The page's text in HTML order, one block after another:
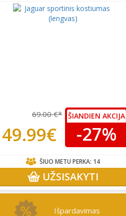
69.00 €*
49.99€
ŠIANDIEN AKCIJA
-27%
ŠIUO METU PERKA: 14
UŽSISAKYTI
Išpardavimas